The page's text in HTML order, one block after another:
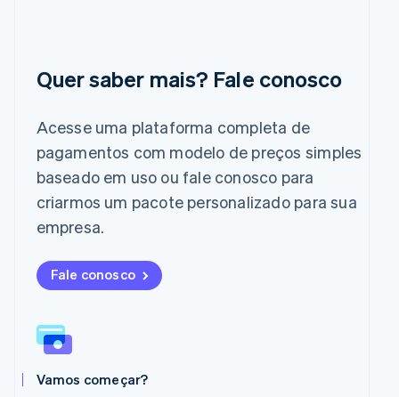
Quer saber mais? Fale conosco
Acesse uma plataforma completa de
pagamentos com modelo de preços simples
baseado em uso ou fale conosco para
criarmos um pacote personalizado para sua
empresa.
Fale conosco
Vamos começar?
日本語 English
Letônia
Liechtenstein
Lituânia
English
Luxemburgo
English
Malásia
Malta
Noruega
English
Nova Zelândia